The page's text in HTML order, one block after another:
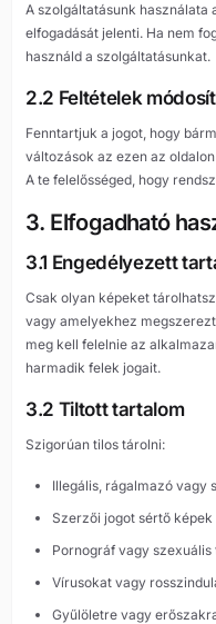
A szolgáltatásunk használata
elfogadását jelenti. Ha nem
használd a szolgáltatásunkat.
2.2 Feltételek
Fenntartjuk a jogot, hogy
változások az ezen az
A te felelősséged, hogy
3. Elfogadható
3.1 Engedélyezett
Csak olyan képeket
vagy amelyekhez
meg kell felelnie az
harmadik felek jogait.
3.2 Tiltott tartalom
Szigorúan tilos tárolni:
Illegális, rágalmazó vagy
Szerzői jogot sértő képek
Pornográf vagy szexuális
Vírusokat vagy
Gyűlöletre vagy